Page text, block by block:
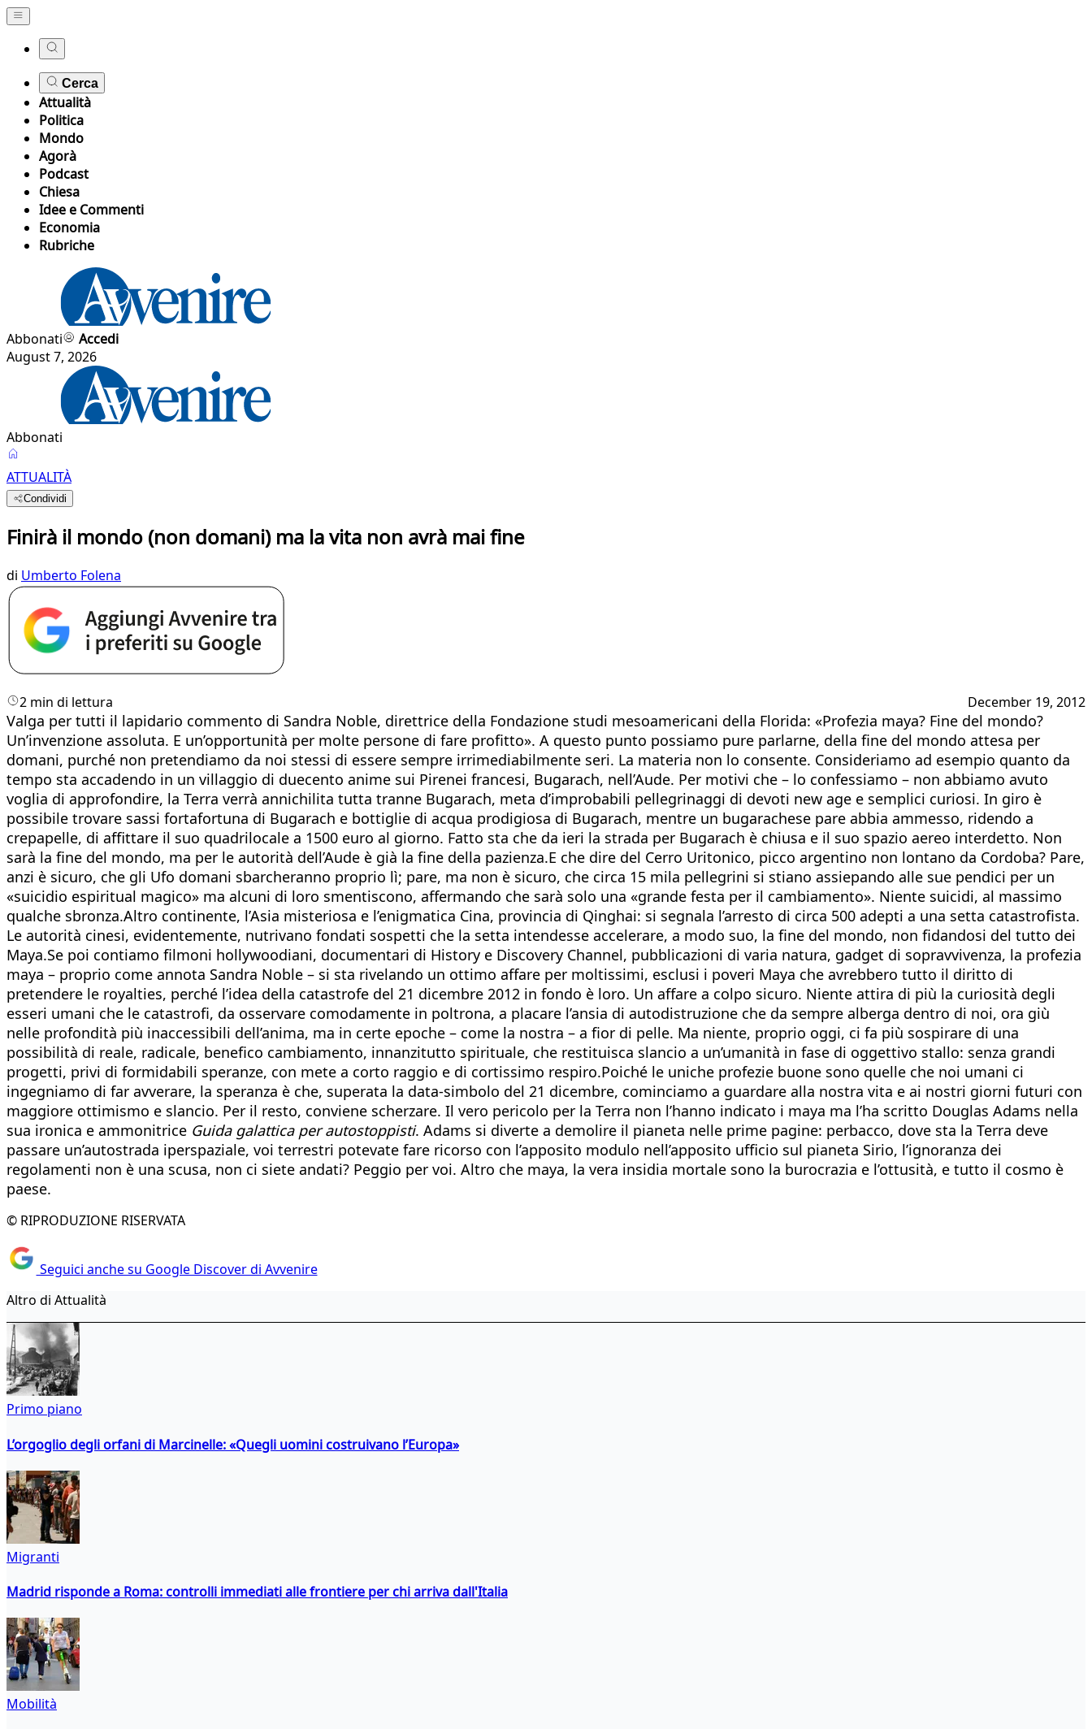
Cerca
Attualità
Politica
Mondo
Agorà
Podcast
Chiesa
Idee e Commenti
Economia
Rubriche
Abbonati
Accedi
August 7, 2026
Abbonati
ATTUALITÀ
Condividi
Finirà il mondo (non domani) ma la vita non avrà mai fine
di Umberto Folena
2 min di lettura December 19, 2012
​Valga per tutti il lapidario commento di Sandra Noble, direttrice della Fondazione studi mesoamericani della Florida: «Profezia maya? Fine del mondo?
Un’invenzione assoluta. E un’opportunità per molte persone di fare profitto». A questo punto possiamo pure parlarne, della fine del mondo attesa per
domani, purché non pretendiamo da noi stessi di essere sempre irrimediabilmente seri. La materia non lo consente. Consideriamo ad esempio quanto da
tempo sta accadendo in un villaggio di duecento anime sui Pirenei francesi, Bugarach, nell’Aude. Per motivi che – lo confessiamo – non abbiamo avuto
voglia di approfondire, la Terra verrà annichilita tutta tranne Bugarach, meta d’improbabili pellegrinaggi di devoti new age e semplici curiosi. In giro è
possibile trovare sassi fortafortuna di Bugarach e bottiglie di acqua prodigiosa di Bugarach, mentre un bugarachese pare abbia ammesso, ridendo a
crepapelle, di affittare il suo quadrilocale a 1500 euro al giorno. Fatto sta che da ieri la strada per Bugarach è chiusa e il suo spazio aereo interdetto. Non
sarà la fine del mondo, ma per le autorità dell’Aude è già la fine della pazienza.E che dire del Cerro Uritonico, picco argentino non lontano da Cordoba? Pare,
anzi è sicuro, che gli Ufo domani sbarcheranno proprio lì; pare, ma non è sicuro, che circa 15 mila pellegrini si stiano assiepando alle sue pendici per un
«suicidio espiritual magico» ma alcuni di loro smentiscono, affermando che sarà solo una «grande festa per il cambiamento». Niente suicidi, al massimo
qualche sbronza.Altro continente, l’Asia misteriosa e l’enigmatica Cina, provincia di Qinghai: si segnala l’arresto di circa 500 adepti a una setta catastrofista.
Le autorità cinesi, evidentemente, nutrivano fondati sospetti che la setta intendesse accelerare, a modo suo, la fine del mondo, non fidandosi del tutto dei
Maya.Se poi contiamo filmoni hollywoodiani, documentari di History e Discovery Channel, pubblicazioni di varia natura, gadget di sopravvivenza, la profezia
maya – proprio come annota Sandra Noble – si sta rivelando un ottimo affare per moltissimi, esclusi i poveri Maya che avrebbero tutto il diritto di
pretendere le royalties, perché l’idea della catastrofe del 21 dicembre 2012 in fondo è loro. Un affare a colpo sicuro. Niente attira di più la curiosità degli
esseri umani che le catastrofi, da osservare comodamente in poltrona, a placare l’ansia di autodistruzione che da sempre alberga dentro di noi, ora giù
nelle profondità più inaccessibili dell’anima, ma in certe epoche – come la nostra – a fior di pelle. Ma niente, proprio oggi, ci fa più sospirare di una
possibilità di reale, radicale, benefico cambiamento, innanzitutto spirituale, che restituisca slancio a un’umanità in fase di oggettivo stallo: senza grandi
progetti, privi di formidabili speranze, con mete a corto raggio e di cortissimo respiro.Poiché le uniche profezie buone sono quelle che noi umani ci
ingegniamo di far avverare, la speranza è che, superata la data-simbolo del 21 dicembre, cominciamo a guardare alla nostra vita e ai nostri giorni futuri con
maggiore ottimismo e slancio. Per il resto, conviene scherzare. Il vero pericolo per la Terra non l’hanno indicato i maya ma l’ha scritto Douglas Adams nella
sua ironica e ammonitrice Guida galattica per autostoppisti. Adams si diverte a demolire il pianeta nelle prime pagine: perbacco, dove sta la Terra deve
passare un’autostrada iperspaziale, voi terrestri potevate fare ricorso con l’apposito modulo nell’apposito ufficio sul pianeta Sirio, l’ignoranza dei
regolamenti non è una scusa, non ci siete andati? Peggio per voi. Altro che maya, la vera insidia mortale sono la burocrazia e l’ottusità, e tutto il cosmo è
paese.
© RIPRODUZIONE RISERVATA
Seguici anche su Google Discover di Avvenire
Altro di Attualità
Primo piano
L’orgoglio degli orfani di Marcinelle: «Quegli uomini costruivano l’Europa»
Migranti
Madrid risponde a Roma: controlli immediati alle frontiere per chi arriva dall'Italia
Mobilità